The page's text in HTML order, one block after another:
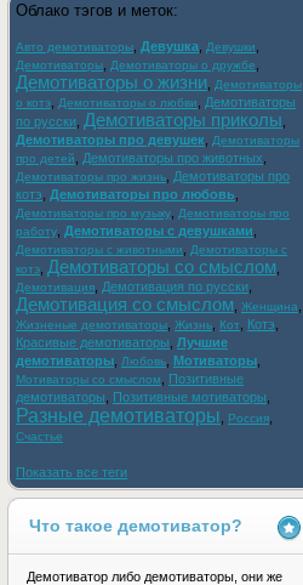
Облако тэгов и меток:
Авто демотиваторы Девушка Девушки
Демотиваторы Демотиваторы о дружбе
Демотиваторы о жизни
Демотиваторы
о котэ
Демотиваторы о любви
Демотиваторы
по русски Демотиваторы приколы
Демотиваторы про девушек
Демотиваторы
про детей
Демотиваторы про животных
Демотиваторы про жизнь
Демотиваторы про
котэ
Демотиваторы про любовь
Демотиваторы про музыку
Демотиваторы про
работу
Демотиваторы с девушками
Демотиваторы с животными
Демотиваторы с
котэ
Демотиваторы со смыслом
Демотивация Демотивация по русски
Демотивация со смыслом Женщина
Жизненые демотиваторы Жизнь Кот Котэ
Красивые демотиваторы Лучшие
демотиваторы
Любовь Мотиваторы
Мотиваторы со смыслом
Позитивные
демотиваторы
Позитивные мотиваторы
Разные демотиваторы Россия
Счастье
Показать все теги
Что такое демотиватор?
Демотиватор либо демотиваторы, они же